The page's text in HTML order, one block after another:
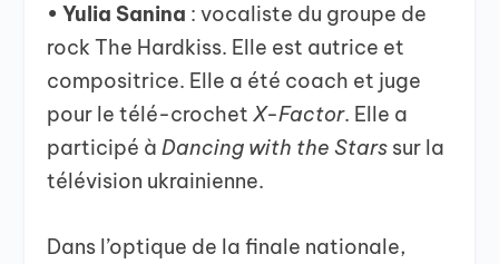
• Yulia Sanina : vocaliste du groupe de
rock The Hardkiss. Elle est autrice et
compositrice. Elle a été coach et juge
pour le télé-crochetX-Factor. Elle a
participé àDancing with the Stars sur la
télévision ukrainienne.
Dans l’optique de la finale nationale,